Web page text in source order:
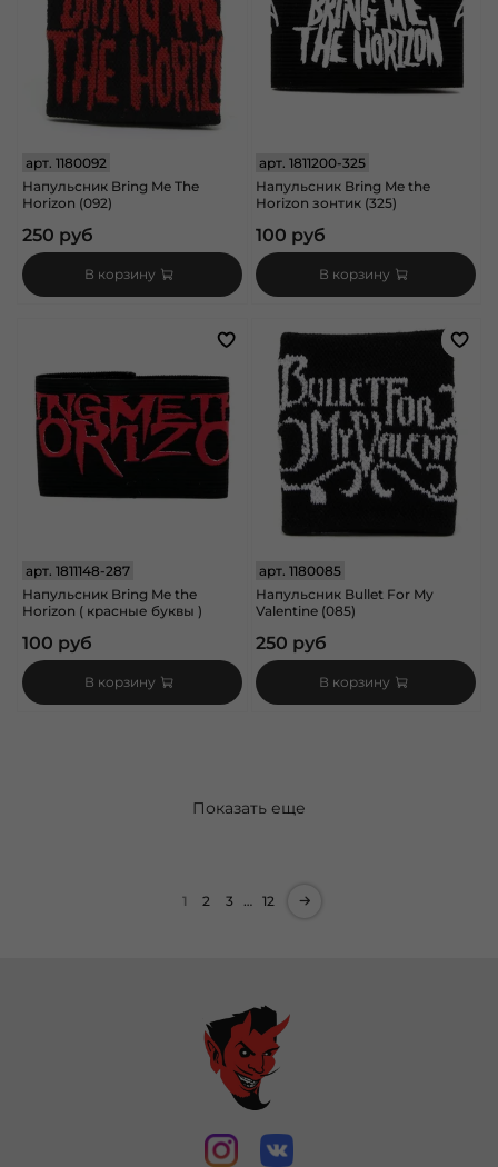
арт. 1180092
Напульсник Bring Me The
Horizon (092)
250 руб
В корзину
арт.1811200-325
Напульсник Bring Me the
Horizon зонтик (325)
100 руб
В корзину
арт. 1811148-287
Напульсник Bring Me the
Horizon ( красные буквы )
100 руб
В корзину
арт.1180085
Напульсник Bullet For My
Valentine (085)
250 руб
В корзину
Показать еще
1 2 3 … 12